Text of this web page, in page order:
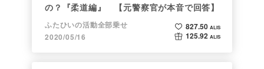
の？『柔道編』 【元警察官が本音で回答】
ふたひいの活動全部乗せ
2020/05/16
827.50 ALIS
125.92 ALIS